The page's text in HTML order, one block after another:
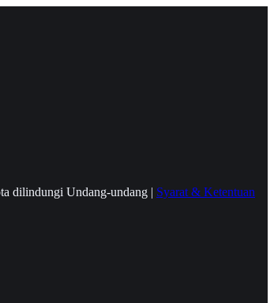
dilindungi Undang-undang | Syarat & Ketentuan